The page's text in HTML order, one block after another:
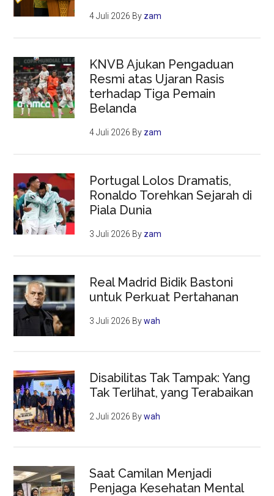
4 Juli 2026 By zam
KNVB Ajukan Pengaduan
Resmi atas Ujaran Rasis
terhadap Tiga Pemain
Belanda
4 Juli 2026 By zam
Portugal Lolos Dramatis,
Ronaldo Torehkan Sejarah di
Piala Dunia
3 Juli 2026 By zam
Real Madrid Bidik Bastoni
untuk Perkuat Pertahanan
3 Juli 2026 Bywah
Disabilitas Tak Tampak: Yang
Tak Terlihat, yang Terabaikan
2 Juli 2026 Bywah
Saat Camilan Menjadi
Penjaga Kesehatan Mental